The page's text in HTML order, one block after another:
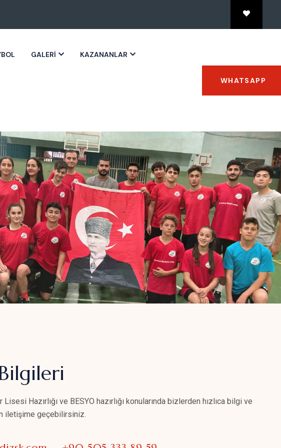
GALERI KAZANANLAR
WHATSAPP
Hazırlığı ve BESYO hazırlığı konularında bizlerden hızlıca bilgi ve
iletişime geçebilirsiniz.